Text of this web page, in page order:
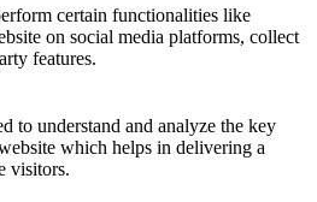
certain functionalities like
on social media platforms, collect
features.
to understand and analyze the key
which helps in delivering a
visitors.